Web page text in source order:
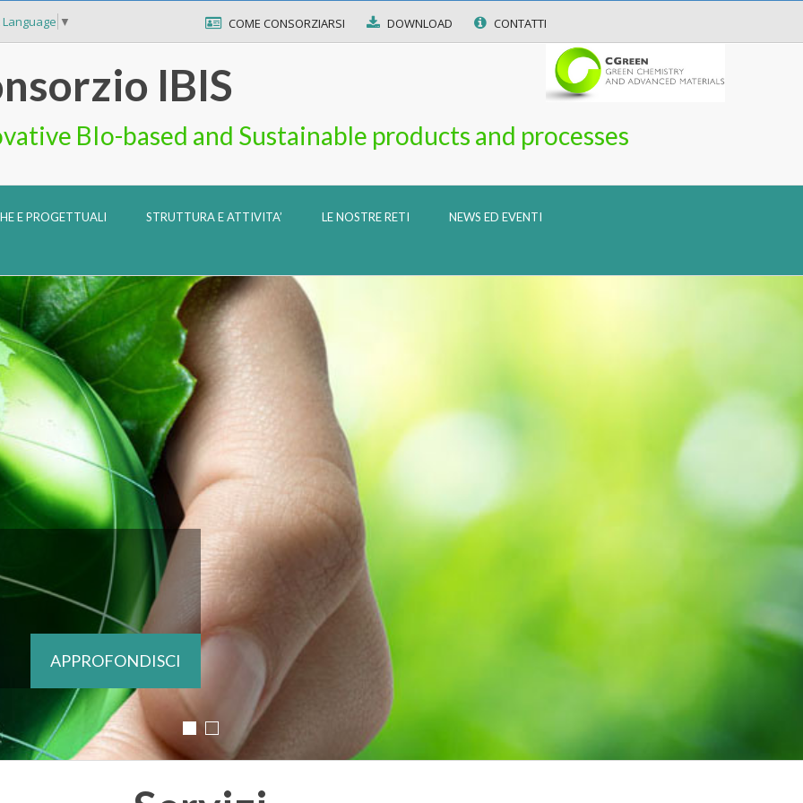
Language ▼ COME CONSORZIARSI DOWNLOAD CONTATTI
IBIS
BIo-based and Sustainable products and processes
E PROGETTUALI STRUTTURA E ATTIVITA’ LE NOSTRE RETI
NEWS ED EVENTI
APPROFONDISCI
PDF.
SCARICA